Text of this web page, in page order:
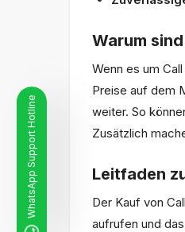
Warum
Wenn es um
Preise auf dem
weiter. So
Zusätzlich
Leitfaden
Der Kauf von
aufrufen und
WhatsApp Support Hotline